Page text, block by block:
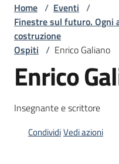
Regione
Novità
Servizi
Home / Eventi /
Finestre sul futuro. Ogni
costruzione
Ospiti / Enrico Galiano
Enrico
Insegnante e scrittore
CondividiVedi azioni